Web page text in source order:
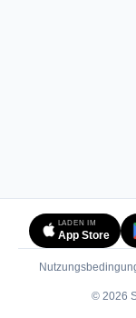
LADEN IM
App Store
© 2026